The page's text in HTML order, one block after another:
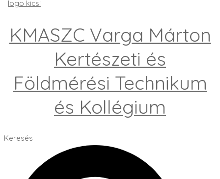
KMASZC Varga Márton
Kertészeti és
Földmérési Technikum
és Kollégium
Keresés